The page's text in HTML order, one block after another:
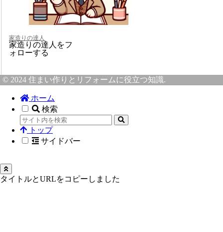
家造りの達人
家造りの達人をフ
ォローする
© 2024 住まい作りとリフォームに役立つ知識.
ホーム
検索
トップ
サイドバー
タイトルとURLをコピーしました